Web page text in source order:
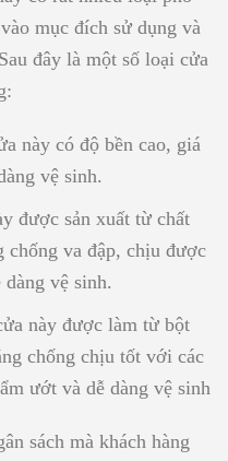
mục đích sử dụng và
đây là một số loại cửa
này có độ bền cao, giá
vệ sinh.
được sản xuất từ chất
chống va đập, chịu được
vệ sinh.
này được làm từ bột
chống chịu tốt với các
ướt và dễ dàng vệ sinh
sách mà khách hàng